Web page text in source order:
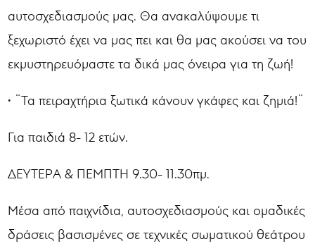
αυτοσχεδιασμούς μας. Θα ανακαλύψουμε τι
ξεχωριστό έχει να μας πει και θα μας ακούσει να του
εκμυστηρευόμαστε τα δικά μας όνειρα για τη ζωή!
• ¨Τα πειραχτήρια ξωτικά κάνουν γκάφες και ζημιά!¨
Για παιδιά 8- 12 ετών.
ΔΕΥΤΕΡΑ & ΠΕΜΠΤΗ 9.30- 11.30πμ.
Μέσα από παιχνίδια, αυτοσχεδιασμούς και ομαδικές
δράσεις βασισμένες σε τεχνικές σωματικού θεάτρου